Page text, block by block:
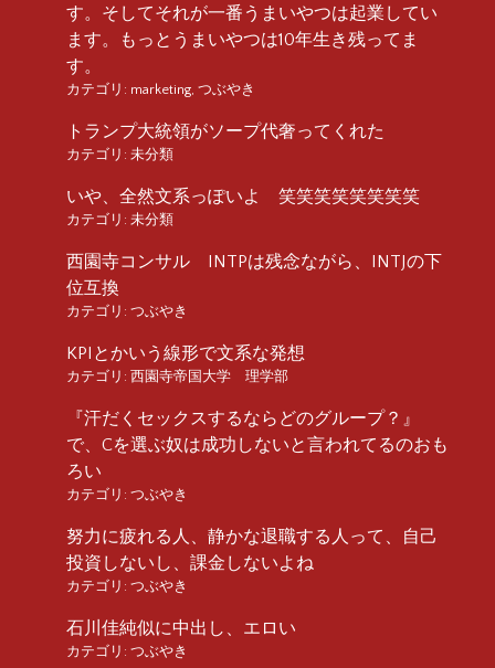
す。そしてそれが一番うまいやつは起業してい
ます。もっとうまいやつは10年生き残ってま
す。
カテゴリ: marketing, つぶやき
トランプ大統領がソープ代奢ってくれた
カテゴリ: 未分類
いや、全然文系っぽいよ 笑笑笑笑笑笑笑笑
カテゴリ: 未分類
西園寺コンサル INTPは残念ながら、INTJの下
位互換
カテゴリ: つぶやき
KPIとかいう線形で文系な発想
カテゴリ: 西園寺帝国大学 理学部
『汗だくセックスするならどのグループ？』
で、Cを選ぶ奴は成功しないと言われてるのおも
ろい
カテゴリ: つぶやき
努力に疲れる人、静かな退職する人って、自己
投資しないし、課金しないよね
カテゴリ: つぶやき
石川佳純似に中出し、エロい
カテゴリ: つぶやき